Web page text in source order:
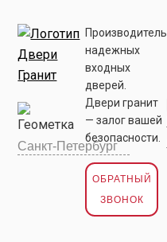
Производитель
надежных
входных
дверей.
Двери гранит
— залог вашей
безопасности.
ОБРАТНЫЙ
ЗВОНОК